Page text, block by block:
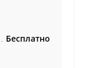
Бесплатно